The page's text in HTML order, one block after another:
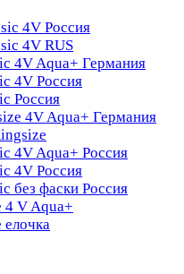
4V Россия
4V RUS
4V Aqua+ Германия
4V Россия
Россия
4V Aqua+ Германия
4V Aqua+ Россия
4V Россия
без фаски Россия
4 V Aqua+
елочка